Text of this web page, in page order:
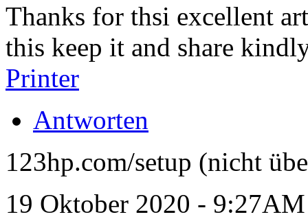
Thanks for thsi excellent
this keep it and share
Printer
Antworten
123hp.com/setup (nicht
19 Oktober 2020 - 9:27AM